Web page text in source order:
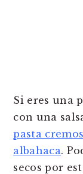
Si eres una
con una
pasta
albahaca.
secos por